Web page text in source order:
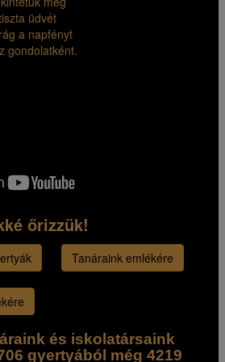
üdvét
a napfényt
gondolatként.
őrizzük!
Tanáraink emlékére
és iskolatársaink
gyertyából még 4219